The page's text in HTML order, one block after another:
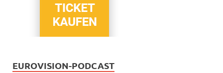
EUROVISION-PODCAST